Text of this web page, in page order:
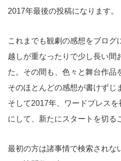
2017年最後の投稿になります。
これまでも観劇の感想をブログ
越しが重なったりで少し長い間
た。その間も、色々と舞台作品
そのほとんどの感想が書けずじ
そして2017年、ワードプレス
にして、新たにスタートを切る
最初の方は諸事情で検索されな